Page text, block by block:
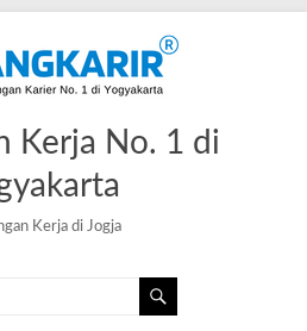
Kerja No. 1 di
Kerja di Jogja